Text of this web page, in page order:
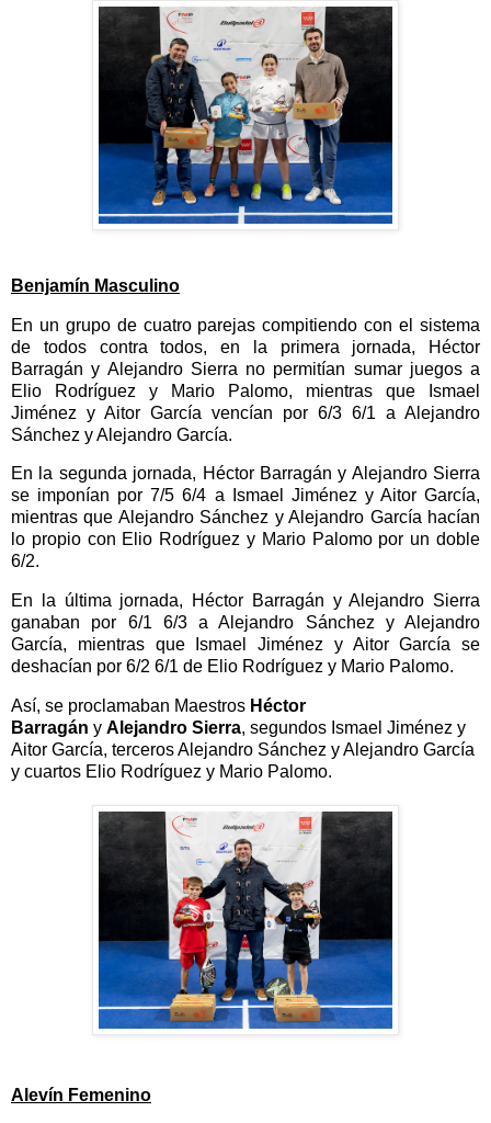
Benjamín Masculino
En un grupo de cuatro parejas compitiendo con el sistema
de todos contra todos, en la primera jornada, Héctor
Barragán y Alejandro Sierra no permitían sumar juegos a
Elio Rodríguez y Mario Palomo, mientras que Ismael
Jiménez y Aitor García vencían por 6/3 6/1 a Alejandro
Sánchez y Alejandro García.
En la segunda jornada, Héctor Barragán y Alejandro Sierra
se imponían por 7/5 6/4 a Ismael Jiménez y Aitor García,
mientras que Alejandro Sánchez y Alejandro García hacían
lo propio con Elio Rodríguez y Mario Palomo por un doble
6/2.
En la última jornada, Héctor Barragán y Alejandro Sierra
ganaban por 6/1 6/3 a Alejandro Sánchez y Alejandro
García, mientras que Ismael Jiménez y Aitor García se
deshacían por 6/2 6/1 de Elio Rodríguez y Mario Palomo.
Así, se proclamaban Maestros Héctor
Barragán y Alejandro Sierra, segundos Ismael Jiménez y
Aitor García, terceros Alejandro Sánchez y Alejandro García
y cuartos Elio Rodríguez y Mario Palomo.
Alevín Femenino